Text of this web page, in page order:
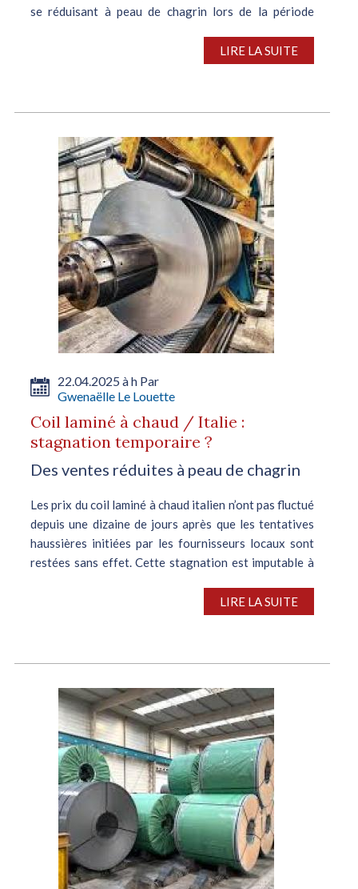
se réduisant à peau de chagrin lors de la période
LIRE LA SUITE
22.04.2025 à h Par
Gwenaëlle Le Louette
Coil laminé à chaud / Italie :
stagnation temporaire ?
Des ventes réduites à peau de chagrin
Les prix du coil laminé à chaud italien n’ont pas fluctué
depuis une dizaine de jours après que les tentatives
haussières initiées par les fournisseurs locaux sont
restées sans effet. Cette stagnation est imputable à
LIRE LA SUITE